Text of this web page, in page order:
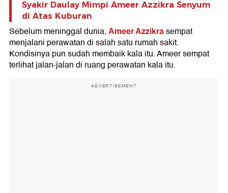
Syakir Daulay Mimpi Ameer Azzikra Senyum
di Atas Kuburan
Sebelum meninggal dunia,Ameer Azzikrasempat
menjalani perawatan di salah satu rumah sakit.
Kondisinya pun sudah membaik kala itu. Ameer sempat
terlihat jalan-jalan di ruang perawatan kala itu.
ADVERTISEMENT